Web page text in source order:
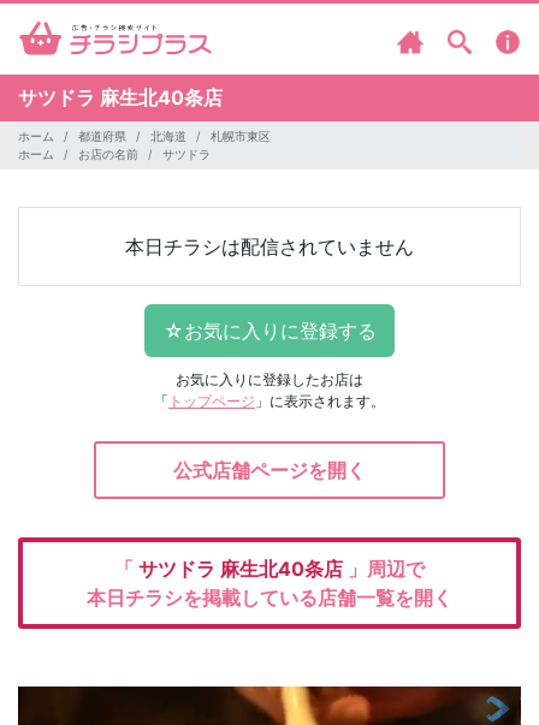
サツドラ 麻生北40条店
ホーム 都道府県 北海道
札幌市東区
ホーム
お店の名前 サツドラ
本日チラシは配信されていません
お気に入りに登録したお店は
「 トップページ 」に表示されます。
公式店舗ページを開く
「 サツドラ 麻生北40条店 」周辺で
本日チラシを掲載している店舗一覧を開く